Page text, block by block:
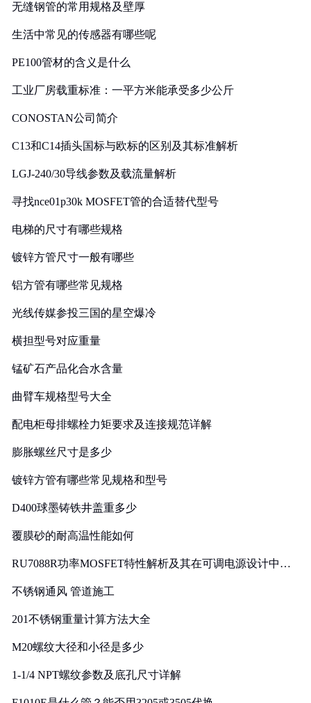
无缝钢管的常用规格及壁厚
生活中常见的传感器有哪些呢
PE100管材的含义是什么
工业厂房载重标准：一平方米能承受多少公斤
CONOSTAN公司简介
C13和C14插头国标与欧标的区别及其标准解析
LGJ-240/30导线参数及载流量解析
寻找nce01p30k MOSFET管的合适替代型号
电梯的尺寸有哪些规格
镀锌方管尺寸一般有哪些
铝方管有哪些常见规格
光线传媒参投三国的星空爆冷
横担型号对应重量
锰矿石产品化合水含量
曲臂车规格型号大全
配电柜母排螺栓力矩要求及连接规范详解
膨胀螺丝尺寸是多少
镀锌方管有哪些常见规格和型号
D400球墨铸铁井盖重多少
覆膜砂的耐高温性能如何
RU7088R功率MOSFET特性解析及其在可调电源设计中的
不锈钢通风 管道施工
201不锈钢重量计算方法大全
M20螺纹大径和小径是多少
1-1/4 NPT螺纹参数及底孔尺寸详解